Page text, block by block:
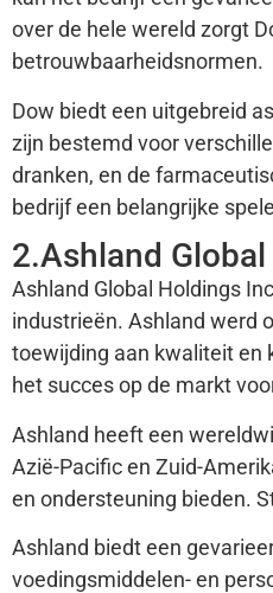
over de hele wereld zorgt
betrouwbaarheidsnormen.
Dow biedt een uitgebreid
zijn bestemd voor
dranken, en de
bedrijf een belangrijke
2.Ashland
Ashland Global Holdings
industrieën. Ashland werd
toewijding aan kwaliteit en
het succes op de markt
Ashland heeft een
Azië-Pacific en Zuid-
en ondersteuning bieden.
Ashland biedt een
voedingsmiddelen- en